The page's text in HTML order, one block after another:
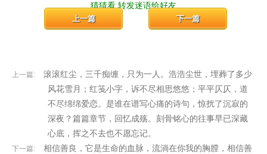
猜猜看,转发迷语给好友
上一篇:
滚滚红尘，三千痴缠，只为一人。浩浩尘世，埋葬了多少
风花雪月；红笺小字，诉不尽相思悠悠；平平仄仄，道
不尽绵绵爱恋。是谁在谱写心痛的诗句，惊扰了沉寂的
深夜？篇篇章节，回忆成殇。刻骨铭心的往事早已深藏
心底，挥之不去也不愿忘记。
上一篇
下一篇: 相信善良，它是生命的血脉，流淌在你我的胸膛，相信善
下一篇